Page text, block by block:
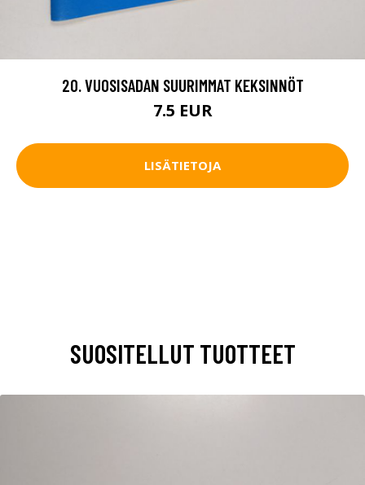
20. VUOSISADAN SUURIMMAT KEKSINNÖT
7.5 EUR
LISÄTIETOJA
SUOSITELLUT TUOTTEET